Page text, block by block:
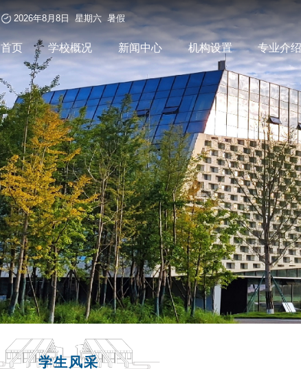
2026年8月8日 星期六 暑假
首页 学校概况 新闻中心 机构设置 专业介绍
学生风采